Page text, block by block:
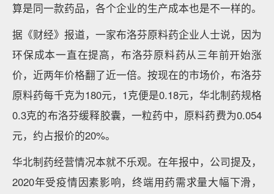
算是同一款药品，各个企业的生产成本也是不一样的。
据《财经》报道，一家布洛芬原料药企业人士说，因为
环保成本一直在提高，布洛芬原料药从三年前开始涨
价，近两年价格翻了近一倍。按现在的市场价，布洛芬
原料药每千克为180元，1克便是0.18元，华北制药规格
0.3克的布洛芬缓释胶囊，一粒药中，原料药费为0.054
元，约占报价的20%。
华北制药经营情况本就不乐观。在年报中，公司提及，
2020年受疫情因素影响，终端用药需求量大幅下滑，